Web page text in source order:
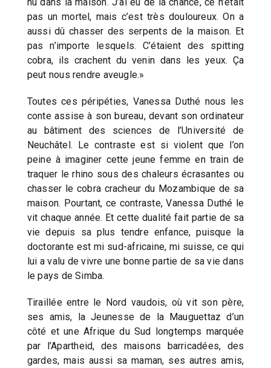
pas un mortel, mais c’est très douloureux. On a
aussi dû chasser des serpents de la maison. Et
pas n’importe lesquels. C’étaient des spitting
cobra, ils crachent du venin dans les yeux. Ça
peut nous rendre aveugle.»
Toutes ces péripéties, Vanessa Duthé nous les
conte assise à son bureau, devant son ordinateur
au bâtiment des sciences de l’Université de
Neuchâtel. Le contraste est si violent que l’on
peine à imaginer cette jeune femme en train de
traquer le rhino sous des chaleurs écrasantes ou
chasser le cobra cracheur du Mozambique de sa
maison. Pourtant, ce contraste, Vanessa Duthé le
vit chaque année. Et cette dualité fait partie de sa
vie depuis sa plus tendre enfance, puisque la
doctorante est mi sud-africaine, mi suisse, ce qui
lui a valu de vivre une bonne partie de sa vie dans
le pays de Simba.
Tiraillée entre le Nord vaudois, où vit son père,
ses amis, la Jeunesse de la Mauguettaz d’un
côté et une Afrique du Sud longtemps marquée
par l’Apartheid, des maisons barricadées, des
gardes, mais aussi sa maman, ses autres amis,